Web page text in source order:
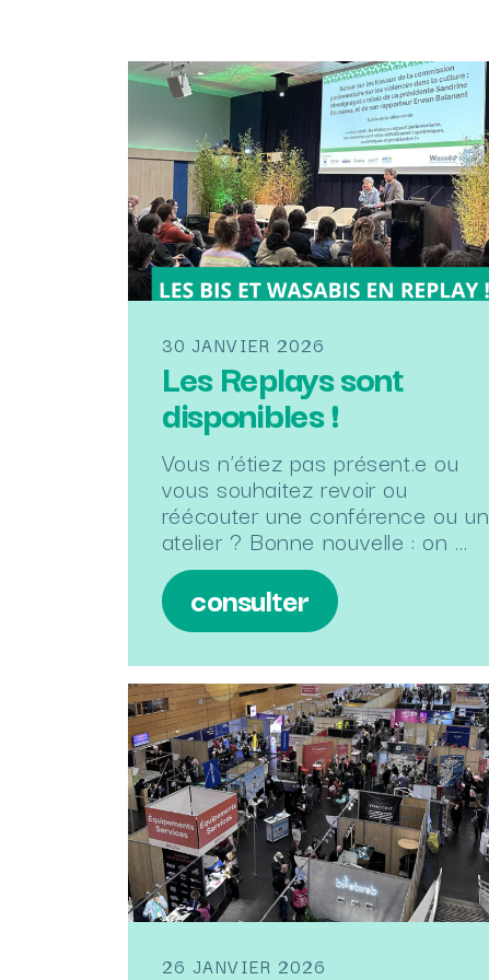
30 JANVIER 2026
Les Replays sont
disponibles !
Vous n’étiez pas présent.e ou
vous souhaitez revoir ou
réécouter une conférence ou un
atelier ? Bonne nouvelle : on …
consulter
26 JANVIER 2026